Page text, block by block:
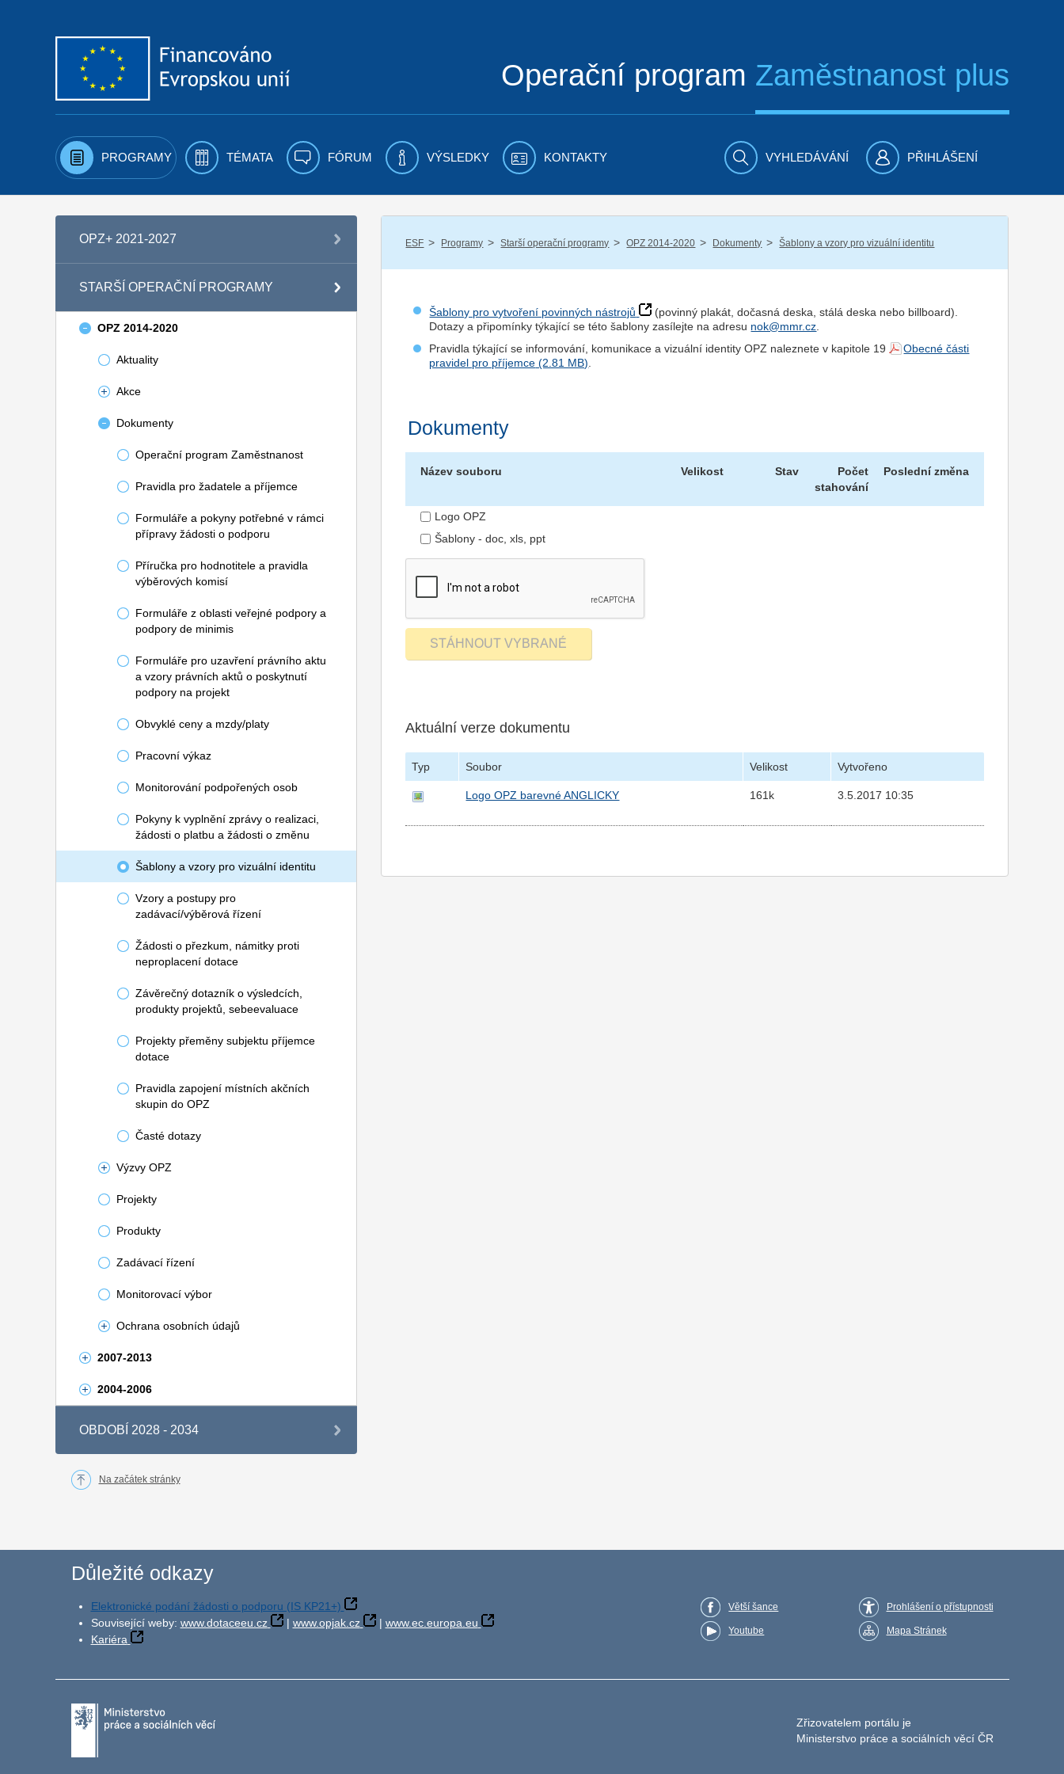
Operační program Zaměstnanost plus
PROGRAMY TÉMATA FÓRUM VÝSLEDKY KONTAKTY VYHLEDÁVÁNÍ PŘIHLÁŠENÍ
OPZ+ 2021-2027
STARŠÍ OPERAČNÍ PROGRAMY
OPZ 2014-2020
Aktuality
Akce
Dokumenty
Operační program Zaměstnanost
Pravidla pro žadatele a příjemce
Formuláře a pokyny potřebné v rámci
přípravy žádosti o podporu
Příručka pro hodnotitele a pravidla
výběrových komisí
Formuláře z oblasti veřejné podpory a
podpory de minimis
Formuláře pro uzavření právního aktu
a vzory právních aktů o poskytnutí
podpory na projekt
Obvyklé ceny a mzdy/platy
Pracovní výkaz
Monitorování podpořených osob
Pokyny k vyplnění zprávy o realizaci,
žádosti o platbu a žádosti o změnu
Šablony a vzory pro vizuální identitu
Vzory a postupy pro
zadávací/výběrová řízení
Žádosti o přezkum, námitky proti
neproplacení dotace
Závěrečný dotazník o výsledcích,
produkty projektů, sebeevaluace
Projekty přeměny subjektu příjemce
dotace
Pravidla zapojení místních akčních
skupin do OPZ
Časté dotazy
Výzvy OPZ
Projekty
Produkty
Zadávací řízení
Monitorovací výbor
Ochrana osobních údajů
2007-2013
2004-2006
OBDOBÍ 2028 - 2034
ESF / Programy / Starší operační programy / OPZ 2014-2020 / Dokumenty / Šablony a vzory pro vizuální identitu
Šablony pro vytvoření povinných nástrojů
(povinný plakát, dočasná deska, stálá deska nebo billboard).
Dotazy a připomínky týkající se této šablony zasílejte na adresu nok@mmr.cz
Pravidla týkající se informování, komunikace a vizuální identity OPZ naleznete v kapitole 19
Obecné části
pravidel pro příjemce
Dokumenty
Název souboru Velikost Stav
Počet
stahování
Poslední změna
Logo OPZ
Šablony - doc, xls, ppt
Aktuální verze dokumentu
Typ Soubor Velikost Vytvořeno
Logo OPZ barevné ANGLICKY 161k 3.5.2017 10:35
Na začátek stránky
Důležité odkazy
Elektronické podání žádosti o podporu (IS KP21+)
Související weby: www.dotaceeu.cz | www.opjak.cz | www.ec.europa.eu
Kariéra
Větší šance
Youtube
Prohlášení o přístupnosti
Mapa Stránek
Zřizovatelem portálu je
Ministerstvo práce a sociálních věcí ČR